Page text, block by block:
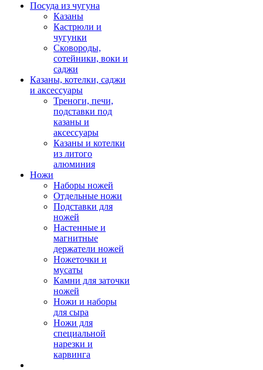
Посуда из чугуна
Казаны
Кастрюли и
чугунки
Сковороды,
сотейники, воки и
саджи
Казаны, котелки, саджи
и аксессуары
Треноги, печи,
подставки под
казаны и
аксессуары
Казаны и котелки
из литого
алюминия
Ножи
Наборы ножей
Отдельные ножи
Подставки для
ножей
Настенные и
магнитные
держатели ножей
Ножеточки и
мусаты
Камни для заточки
ножей
Ножи и наборы
для сыра
Ножи для
специальной
нарезки и
карвинга